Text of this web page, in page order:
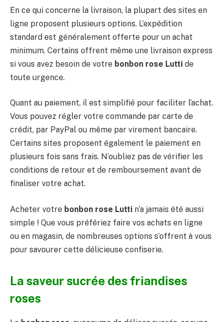
En ce qui concerne la livraison, la plupart des sites en
ligne proposent plusieurs options. L’expédition
standard est généralement offerte pour un achat
minimum. Certains offrent même une livraison express
si vous avez besoin de votre bonbon rose Lutti de
toute urgence.
Quant au paiement, il est simplifié pour faciliter l’achat.
Vous pouvez régler votre commande par carte de
crédit, par PayPal ou même par virement bancaire.
Certains sites proposent également le paiement en
plusieurs fois sans frais. N’oubliez pas de vérifier les
conditions de retour et de remboursement avant de
finaliser votre achat.
Acheter votre bonbon rose Lutti n’a jamais été aussi
simple ! Que vous préfériez faire vos achats en ligne
ou en magasin, de nombreuses options s’offrent à vous
pour savourer cette délicieuse confiserie.
La saveur sucrée des friandises
roses